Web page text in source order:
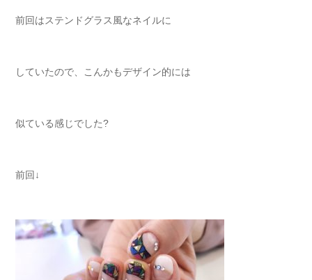
前回はステンドグラス風なネイルに
していたので、こんかもデザイン的には
似ている感じでした?
前回↓